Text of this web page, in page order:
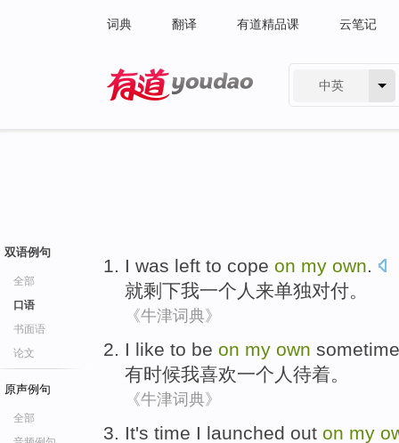
词典 翻译 有道精品课 云笔记
中英
双语例句
全部
口语
书面语
论文
原声例句
全部
I was left to cope on my own.
就剩下我一个人来单独对付。
《牛津词典》
I like to be on my own
有时候我喜欢一个人 待着。
《牛津词典》
It's time I launched out on my